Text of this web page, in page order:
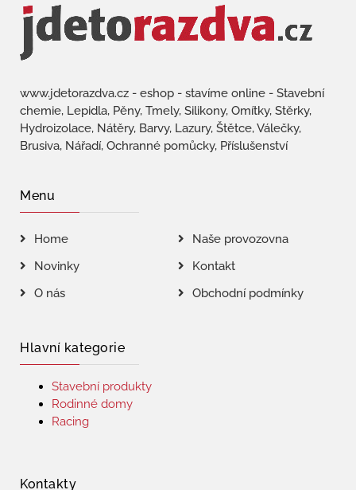
www.jdetorazdva.cz - eshop - stavíme online - Stavební
chemie, Lepidla, Pěny, Tmely, Silikony, Omítky, Stěrky,
Hydroizolace, Nátěry, Barvy, Lazury, Štětce, Válečky,
Brusiva, Nářadí, Ochranné pomůcky, Příslušenství
Menu
Home
Naše provozovna
Novinky
Kontakt
O nás
Obchodní podmínky
Hlavní kategorie
Stavební produkty
Rodinné domy
Racing
Kontakty